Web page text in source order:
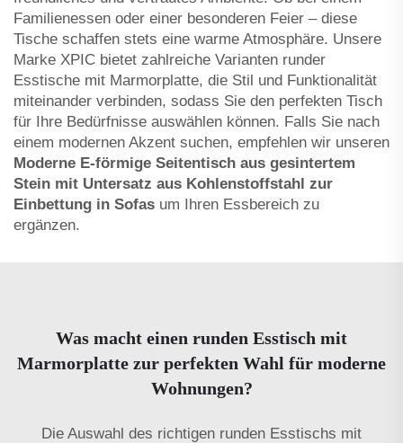
Familienessen oder einer besonderen Feier – diese
Tische schaffen stets eine warme Atmosphäre. Unsere
Marke XPIC bietet zahlreiche Varianten runder
Esstische mit Marmorplatte, die Stil und Funktionalität
miteinander verbinden, sodass Sie den perfekten Tisch
für Ihre Bedürfnisse auswählen können. Falls Sie nach
einem modernen Akzent suchen, empfehlen wir unseren
Moderne E-förmige Seitentisch aus gesintertem
Stein mit Untersatz aus Kohlenstoffstahl zur
Einbettung in Sofas um Ihren Essbereich zu
ergänzen.
Was macht einen runden Esstisch mit
Marmorplatte zur perfekten Wahl für moderne
Wohnungen?
Die Auswahl des richtigen runden Esstischs mit